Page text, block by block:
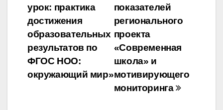
показателей
регио­нального
проекта
«Современная
школа» и
мотивирующего
мониторинга
урок: практика
достижения
образовательных
результатов по
ФГОС НОО:
окружающий мир»